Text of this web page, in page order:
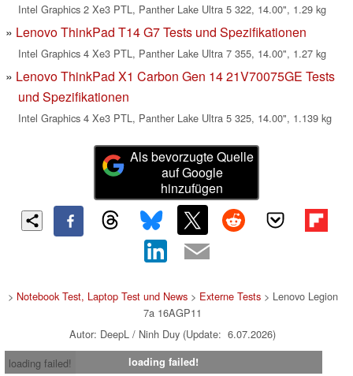
Intel Graphics 2 Xe3 PTL, Panther Lake Ultra 5 322, 14.00", 1.29 kg
Lenovo ThinkPad T14 G7 Tests und Spezifikationen
Intel Graphics 4 Xe3 PTL, Panther Lake Ultra 7 355, 14.00", 1.27 kg
Lenovo ThinkPad X1 Carbon Gen 14 21V70075GE Tests
und Spezifikationen
Intel Graphics 4 Xe3 PTL, Panther Lake Ultra 5 325, 14.00", 1.139 kg
Als bevorzugte Quelle
auf Google
hinzufügen
> Notebook Test, Laptop Test und News> Externe Tests> Lenovo Legion
7a 16AGP11
Autor: DeepL / Ninh Duy (Update: 6.07.2026)
loading failed!
loading failed!